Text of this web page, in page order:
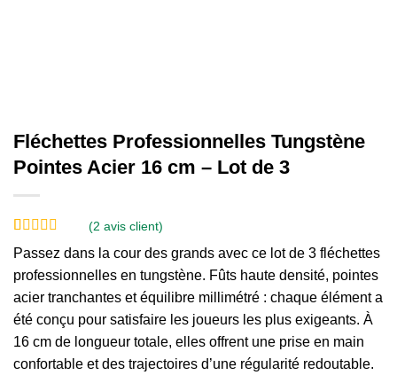
Fléchettes Professionnelles Tungstène
Pointes Acier 16 cm – Lot de 3
Noté
sur 5
basé sur
2
notations
client
(2 avis client)
Passez dans la cour des grands avec ce lot de 3 fléchettes
professionnelles en tungstène. Fûts haute densité, pointes
acier tranchantes et équilibre millimétré : chaque élément a
été conçu pour satisfaire les joueurs les plus exigeants. À
16 cm de longueur totale, elles offrent une prise en main
confortable et des trajectoires d’une régularité redoutable.